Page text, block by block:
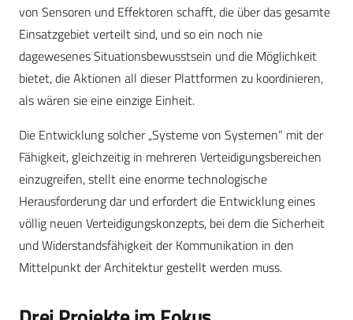
von Sensoren und Effektoren schafft, die über das gesamte
Einsatzgebiet verteilt sind, und so ein noch nie
dagewesenes Situationsbewusstsein und die Möglichkeit
bietet, die Aktionen all dieser Plattformen zu koordinieren,
als wären sie eine einzige Einheit.
Die Entwicklung solcher „Systeme von Systemen“ mit der
Fähigkeit, gleichzeitig in mehreren Verteidigungsbereichen
einzugreifen, stellt eine enorme technologische
Herausforderung dar und erfordert die Entwicklung eines
völlig neuen Verteidigungskonzepts, bei dem die Sicherheit
und Widerstandsfähigkeit der Kommunikation in den
Mittelpunkt der Architektur gestellt werden muss.